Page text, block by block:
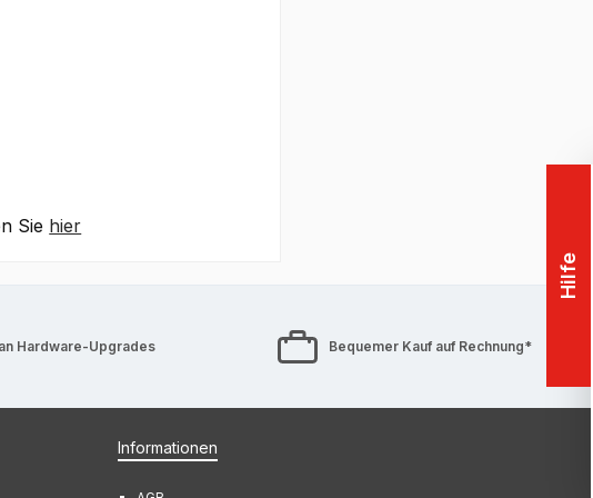
Sie hier
Hardware-Upgrades Bequemer Kauf auf Rechnung*
Informationen
Hilfe